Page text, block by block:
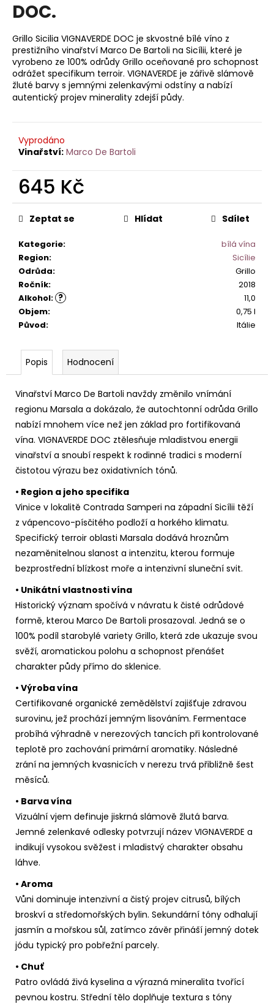
0,0
5
hvězdiček.
DOC.
Grillo Sicilia VIGNAVERDE DOC je skvostné bílé víno z
prestižního vinařství Marco De Bartoli na Sicílii, které je
vyrobeno ze 100% odrůdy Grillo oceňované pro schopnost
odrážet specifikum terroir. VIGNAVERDE je zářivě slámově
žluté barvy s jemnými zelenkavými odstíny a nabízí
autentický projev minerality zdejší půdy.
Vyprodáno
Marco De Bartoli
645 Kč
Měrná
cena:
Kategorie:
bílá vína
Region:
Sicílie
Odrůda:
Grillo
Ročník: 2018
?
Alkohol:
11,0
Objem:
0,75 l
Původ: Itálie
Zeptat se Hlídat Sdílet
Popis Hodnocení
Vinařství Marco De Bartoli navždy změnilo vnímání
regionu Marsala a dokázalo, že autochtonní odrůda Grillo
nabízí mnohem více než jen základ pro fortifikovaná
vína. VIGNAVERDE DOC ztělesňuje mladistvou energii
vinařství a snoubí respekt k rodinné tradici s moderní
čistotou výrazu bez oxidativních tónů.
• Region a jeho specifika
Vinice v lokalitě Contrada Samperi na západní Sicílii těží
z vápencovo-písčitého podloží a horkého klimatu.
Specifický terroir oblasti Marsala dodává hroznům
nezaměnitelnou slanost a intenzitu, kterou formuje
bezprostřední blízkost moře a intenzivní sluneční svit.
• Unikátní vlastnosti vína
Historický význam spočívá v návratu k čisté odrůdové
formě, kterou Marco De Bartoli prosazoval. Jedná se o
100% podíl starobylé variety Grillo, která zde ukazuje svou
svěží, aromatickou polohu a schopnost přenášet
charakter půdy přímo do sklenice.
• Výroba vína
Certifikované organické zemědělství zajišťuje zdravou
surovinu, jež prochází jemným lisováním. Fermentace
probíhá výhradně v nerezových tancích při kontrolované
teplotě pro zachování primární aromatiky. Následné
zrání na jemných kvasnicích v nerezu trvá přibližně šest
měsíců.
• Barva vína
Vizuální vjem definuje jiskrná slámově žlutá barva.
Jemné zelenkavé odlesky potvrzují název VIGNAVERDE a
indikují vysokou svěžest i mladistvý charakter obsahu
láhve.
• Aroma
Vůni dominuje intenzivní a čistý projev citrusů, bílých
broskví a středomořských bylin. Sekundární tóny odhalují
jasmín a mořskou sůl, zatímco závěr přináší jemný dotek
jódu typický pro pobřežní parcely.
• Chuť
Patro ovládá živá kyselina a výrazná mineralita tvořící
pevnou kostru. Střední tělo doplňuje textura s tóny
a
j
í
t
?
D
o
p
u
č
u
e
m
PINOT
GRIGIO
LA
BASTARDA
IGT
242
Kč